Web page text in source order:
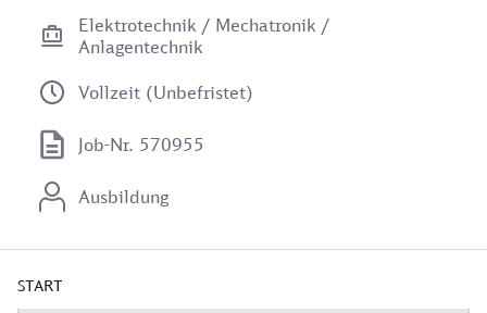
Elektrotechnik / Mechatronik /
Anlagentechnik
Vollzeit (Unbefristet)
Job-Nr. 570955
Ausbildung
START